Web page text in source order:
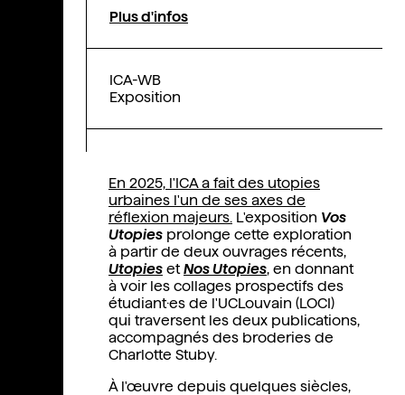
En 2025, l'ICA a fait des utopies
urbaines l'un de ses axes de
réflexion majeurs. L'exposition Vos
Utopies prolonge cette exploration
à partir de deux ouvrages récents,
Utopies et Nos Utopies, en donnant
à voir les collages prospectifs des
étudiant·es de l'UCLouvain (LOCI)
qui traversent les deux publications,
accompagnés des broderies de
Charlotte Stuby.
À l'œuvre depuis quelques siècles,
Plus d'infos
ICA-WB
Exposition